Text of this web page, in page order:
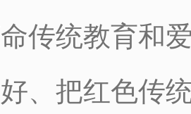
传统教育和
、把红色传